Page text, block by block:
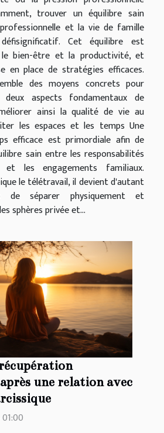
trouver un équilibre sain
et la vie de famille
Cet équilibre est
bien-être et la productivité, et
en place de stratégies efficaces.
des moyens concrets pour
deux aspects fondamentaux de
ainsi la qualité de vie au
les espaces et les temps Une
efficace est primordiale afin de
sain entre les responsabilités
et les engagements familiaux.
le télétravail, il devient d'autant
de séparer physiquement et
sphères privée et...
une relation avec